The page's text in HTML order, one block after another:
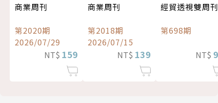
商業周刊
第2020期
2026/07/29
NT$ 159
商業周刊
第2018期
2026/07/15
NT$ 139
經貿透視雙周刊
第698期
NT$